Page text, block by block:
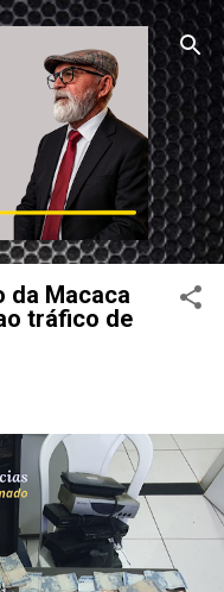
principal
da Macaca
tráfico de